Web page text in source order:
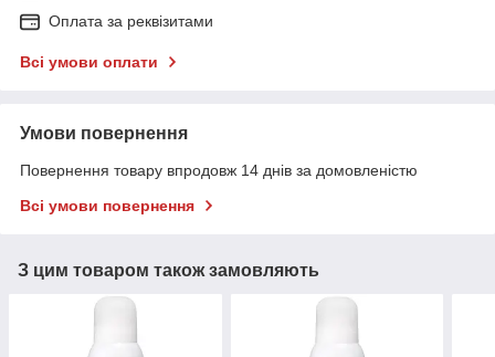
Оплата за реквізитами
Всі умови оплати
Умови повернення
Повернення товару впродовж 14 днів за домовленістю
Всі умови повернення
З цим товаром також замовляють